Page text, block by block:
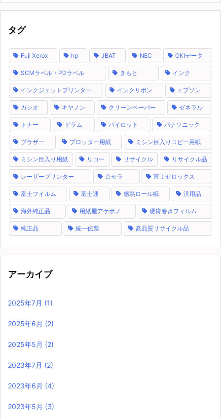
タグ
Fuji Xerox hp JBAT NEC OKIデータ
SCMラベル・PDラベル きもと インク
インクジェットプリンター インクリボン エプソン
カシオ キヤノン クリーンペーパー ゼネラル
トナー ドラム パイロット パナソニック
ブラザー プロッター用紙 ミシン目入りコピー用紙
ミシン目入り用紙 リコー リサイクル リサイクル品
レーザープリンター 京セラ 富士ゼロックス
富士フイルム 富士通 感熱ロール紙 汎用品
海外純正品 用紙屋アケボノ 硬貨巻きフィルム
純正品 統一伝票 高品質リサイクル品
アーカイブ
2025年7月 (1)
2025年6月 (2)
2025年5月 (2)
2023年7月 (2)
2023年6月 (4)
2023年5月 (3)